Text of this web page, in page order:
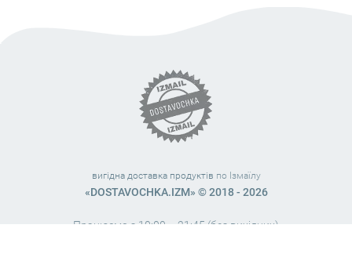
вигідна доставка продуктів по Ізмаїлу
«DOSTAVOCHKA.IZM» © 2018 - 2026
Працюємо з 10:00 – 21:45 (без вихідних)